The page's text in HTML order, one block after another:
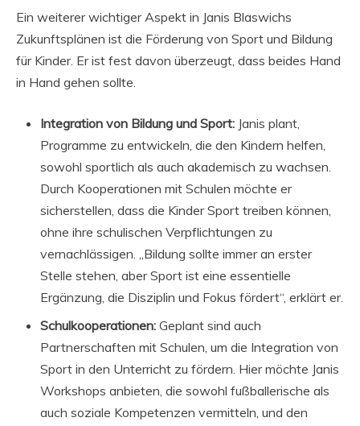
Ein weiterer wichtiger Aspekt in Janis Blaswichs
Zukunftsplänen ist die Förderung von Sport und Bildung
für Kinder. Er ist fest davon überzeugt, dass beides Hand
in Hand gehen sollte.
Integration von Bildung und Sport: Janis plant,
Programme zu entwickeln, die den Kindern helfen,
sowohl sportlich als auch akademisch zu wachsen.
Durch Kooperationen mit Schulen möchte er
sicherstellen, dass die Kinder Sport treiben können,
ohne ihre schulischen Verpflichtungen zu
vernachlässigen. „Bildung sollte immer an erster
Stelle stehen, aber Sport ist eine essentielle
Ergänzung, die Disziplin und Fokus fördert“, erklärt er.
Schulkooperationen: Geplant sind auch
Partnerschaften mit Schulen, um die Integration von
Sport in den Unterricht zu fördern. Hier möchte Janis
Workshops anbieten, die sowohl fußballerische als
auch soziale Kompetenzen vermitteln, und den